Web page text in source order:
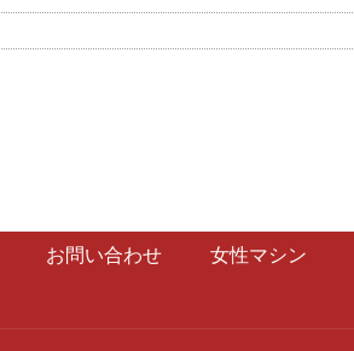
お問い合わせ 女性マシン